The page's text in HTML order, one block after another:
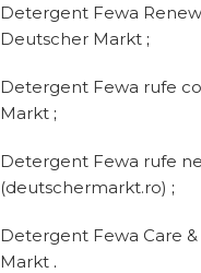
Detergent Fewa
Deutscher Markt ;
Detergent Fewa rufe
Markt ;
Detergent Fewa rufe
(deutschermarkt.ro) ;
Detergent Fewa Care
Markt .